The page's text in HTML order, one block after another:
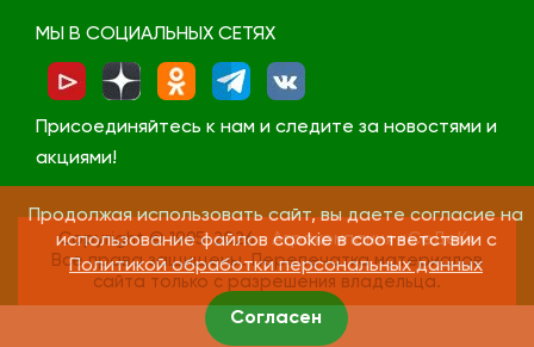
МЫ В СОЦИАЛЬНЫХ СЕТЯХ
Присоединяйтесь к нам и следите за новостями и
акциями!
Copyright © 1995-2026
Агрокомпания «СеДеК»
Все права защищены. Перепечатка материалов
сайта только с разрешения владельца.
Продолжая использовать сайт, вы даете согласие на
использование файлов cookie в соответствии с
Политикой обработки персональных данных
Согласен